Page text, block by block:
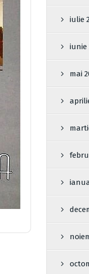
iulie
iunie
mai